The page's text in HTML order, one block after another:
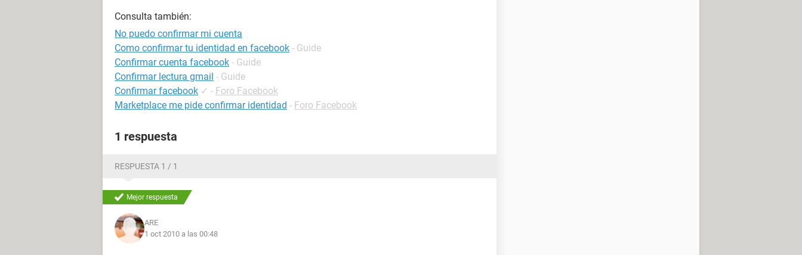
Consulta también:
No puedo confirmar mi cuenta
Como confirmar tu identidad en facebook - Guide
Confirmar cuenta facebook - Guide
Confirmar lectura gmail - Guide
Confirmar facebook ✓ - Foro Facebook
Marketplace me pide confirmar identidad - Foro Facebook
1 respuesta
RESPUESTA 1 / 1
Mejor respuesta
ARE
1 oct 2010 a las 00:48